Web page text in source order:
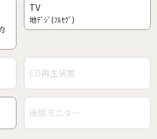
TV
地ﾃﾞｼﾞ(ﾌﾙｾｸﾞ)
CD再生装置
後席モニター